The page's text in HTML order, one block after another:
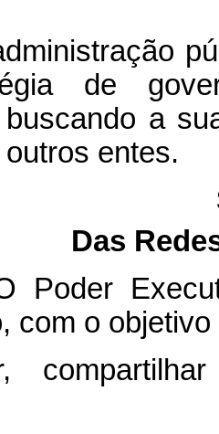
de
a
entes.
Das
com o objetivo